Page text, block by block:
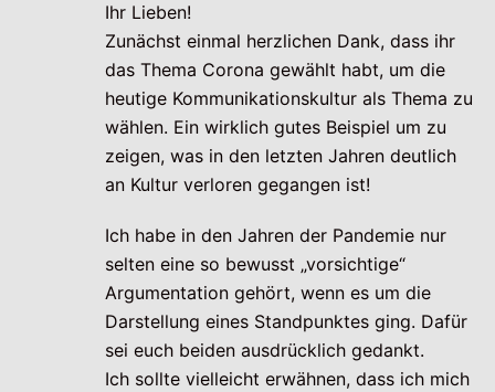
Ihr Lieben!
Zunächst einmal herzlichen Dank, dass ihr
das Thema Corona gewählt habt, um die
heutige Kommunikationskultur als Thema zu
wählen. Ein wirklich gutes Beispiel um zu
zeigen, was in den letzten Jahren deutlich
an Kultur verloren gegangen ist!
Ich habe in den Jahren der Pandemie nur
selten eine so bewusst „vorsichtige“
Argumentation gehört, wenn es um die
Darstellung eines Standpunktes ging. Dafür
sei euch beiden ausdrücklich gedankt.
Ich sollte vielleicht erwähnen, dass ich mich